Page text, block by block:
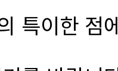
특이한 점